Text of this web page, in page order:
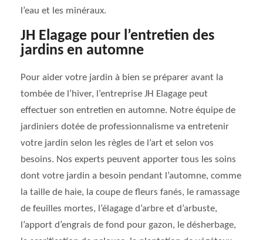
l’eau et les minéraux.
JH Elagage pour l’entretien des
jardins en automne
Pour aider votre jardin à bien se préparer avant la
tombée de l’hiver, l’entreprise JH Elagage peut
effectuer son entretien en automne. Notre équipe de
jardiniers dotée de professionnalisme va entretenir
votre jardin selon les règles de l’art et selon vos
besoins. Nos experts peuvent apporter tous les soins
dont votre jardin a besoin pendant l’automne, comme
la taille de haie, la coupe de fleurs fanés, le ramassage
de feuilles mortes, l’élagage d’arbre et d’arbuste,
l’apport d’engrais de fond pour gazon, le désherbage,